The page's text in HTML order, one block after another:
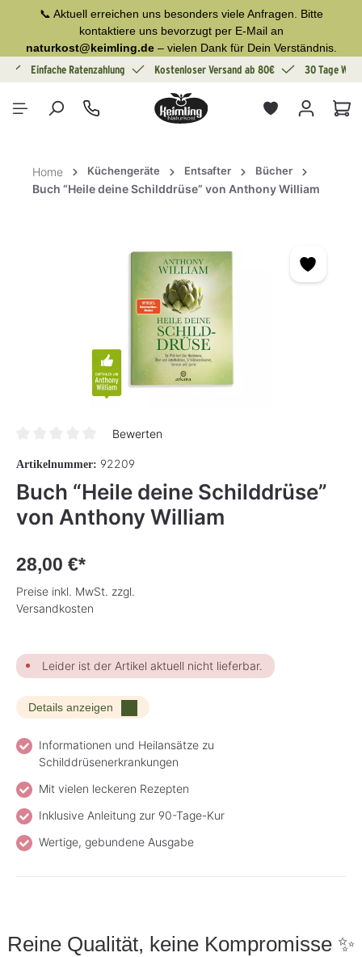
springen
📞 Aktuell erreichen uns besonders viele Anfragen. Bitte
kontaktiere uns bevorzugt per E-Mail an
naturkost@keimling.de– vielen Dank für Dein Verständnis.
Einfache Ratenzahlung Kostenloser Versand ab 80€ 30 Tage
Home Küchengeräte Entsafter Bücher
Buch “Heile deine Schilddrüse” von Anthony William
Bewerten
Artikelnummer: 92209
Buch “Heile deine Schilddrüse”
von Anthony William
28,00 €*
Preise inkl. MwSt. zzgl.
Versandkosten
Leider ist der Artikel aktuell nicht lieferbar.
Details anzeigen
Informationen und Heilansätze zu
Schilddrüsenerkrankungen
Mit vielen leckeren Rezepten
Inklusive Anleitung zur 90-Tage-Kur
Wertige, gebundene Ausgabe
Reine Qualität, keine Kompromisse ✨